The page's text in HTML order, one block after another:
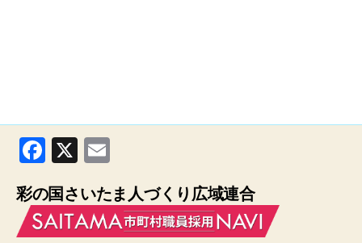
F
c
e
X
ail
彩の国さいたま人づくり広域連合